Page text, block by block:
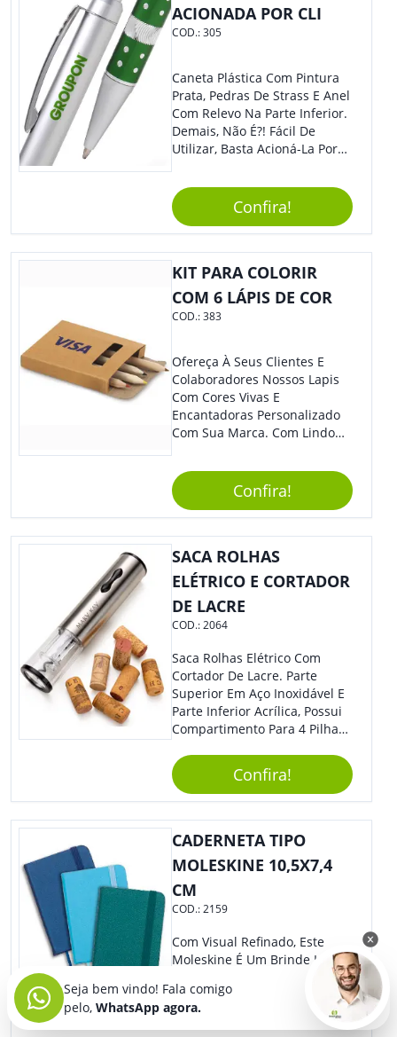
ACIONADA POR CLI
COD.:305
Caneta Plástica Com Pintura
Prata, Pedras De Strass E Anel
Com Relevo Na Parte Inferior.
Demais, Não É?! Fácil De
Utilizar, Basta Acioná-La Por
Confira!
KIT PARA COLORIR
COM 6 LÁPIS DE COR
COD.:383
Ofereça À Seus Clientes E
Colaboradores Nossos Lapis
Com Cores Vivas E
Encantadoras Personalizado
Com Sua Marca. Com Lindo
Para Diversas Ocasiões.
Perfeito, Não É?!
Confira!
SACA ROLHAS
ELÉTRICO E CORTADOR
DE LACRE
COD.:2064
Saca Rolhas Elétrico Com
Cortador De Lacre. Parte
Superior Em Aço Inoxidável E
Parte Inferior Acrílica, Possui
Compartimento Para 4 Pilhas
Acompanha Pilhas) – Contém
Desenho Indicativo De
Abertura E Fechamento Da
Tampa; Botões Para Extração
E Remoção De Rolhas E Parte
Lacre (Removível).
Confira!
CADERNETA TIPO
MOLESKINE 10,5X7,4
CM
COD.:2159
Com Visual Refinado, Este
Moleskine É Um Brinde Ideal
Modernas. Ótima Opção Para
Levar Sua Marca De Forma
Estilosa, Agregando Valor Para
Seja bem vindo! Fala comigo
pelo, WhatsApp agora.